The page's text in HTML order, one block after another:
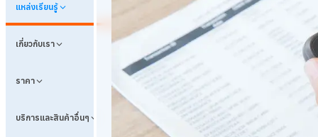
แหล่งเรียนรู้
เกี่ยวกับเรา
ราคา
บริการและสินค้าอื่นๆ